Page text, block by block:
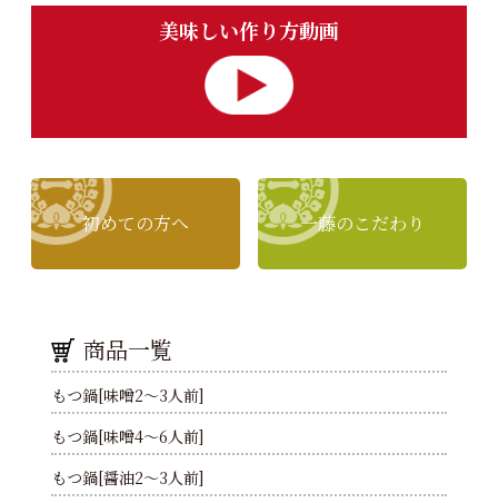
美味しい作り方動画
初めての方へ 一藤のこだわり
商品一覧
もつ鍋[味噌2～3人前]
もつ鍋[味噌4～6人前]
もつ鍋[醤油2～3人前]